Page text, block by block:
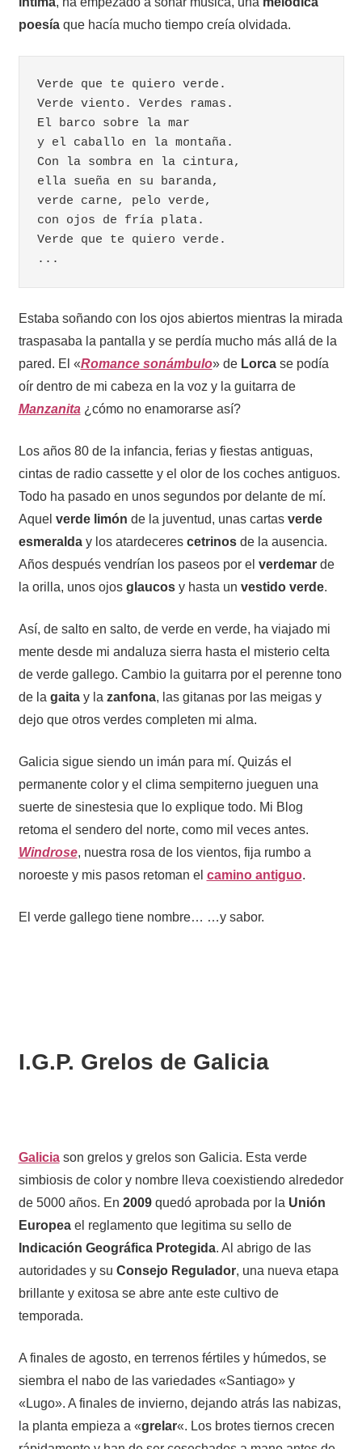
poesíaque hacía mucho tiempo creía olvidada.
Verde que te quiero verde.
Verde viento. Verdes ramas.
El barco sobre la mar
y el caballo en la montaña.
Con la sombra en la cintura,
ella sueña en su baranda,
verde carne, pelo verde,
con ojos de fría plata.
Verde que te quiero verde.
...
Estaba soñando con los ojos abiertos mientras la mirada
traspasaba la pantalla y se perdía mucho más allá de la
pared. El «Romance sonámbulo» de Lorcase podía
oír dentro de mi cabeza en la voz y la guitarra de
Manzanita ¿cómo no enamorarse así?
Los años 80 de la infancia, ferias y fiestas antiguas,
cintas de radio cassette y el olor de los coches antiguos.
Todo ha pasado en unos segundos por delante de mí.
Aquel verde limón de la juventud, unas cartas verde
esmeralday los atardeceres cetrinosde la ausencia.
Años después vendrían los paseos por el verdemarde
la orilla, unos ojos glaucosy hasta un vestido verde.
Así, de salto en salto, de verde en verde, ha viajado mi
mente desde mi andaluza sierra hasta el misterio celta
de verde gallego. Cambio la guitarra por el perenne tono
de la gaitay la zanfona, las gitanas por las meigas y
dejo que otros verdes completen mi alma.
Galicia sigue siendo un imán para mí. Quizás el
permanente color y el clima sempiterno jueguen una
suerte de sinestesia que lo explique todo. Mi Blog
retoma el sendero del norte, como mil veces antes.
Windrose, nuestra rosa de los vientos, fija rumbo a
noroeste y mis pasos retoman el camino antiguo.
El verde gallego tiene nombre… …y sabor.
I.G.P. Grelos de Galicia
Galiciason grelos y grelos son Galicia. Esta verde
simbiosis de color y nombre lleva coexistiendo alrededor
de 5000 años. En 2009quedó aprobada por la Unión
Europeael reglamento que legitima su sello de
Indicación Geográfica Protegida. Al abrigo de las
autoridades y su Consejo Regulador, una nueva etapa
brillante y exitosa se abre ante este cultivo de
temporada.
A finales de agosto, en terrenos fértiles y húmedos, se
siembra el nabo de las variedades «Santiago» y
«Lugo». A finales de invierno, dejando atrás las nabizas,
la planta empieza a «grelar«. Los brotes tiernos crecen